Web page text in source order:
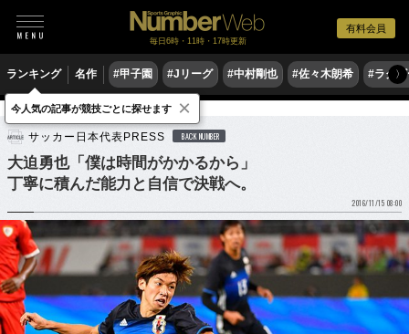
有料会員
毎日6時・11時・17時更新
ランキング 名作 #甲子園 #Jリーグ #中村剛也 #佐々木朗希 #ラグ〉
サッカー サッカー日本代表
サッカー日本代表PRESS BACK NUMBER
大迫勇也「僕は時間がかかるから」
丁寧に積んだ能力と自信で決戦へ。
2016/11/15 08:00
今人気の記事が競技ごとに探せます ×